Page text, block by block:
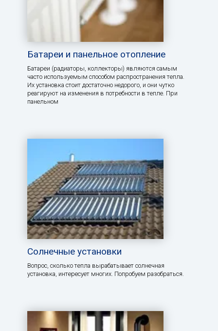
Батареи и панельное отопление
Батареи (радиаторы, коллекторы) являются самым
часто используемым способом распространения тепла.
Их установка стоит достаточно недорого, и они чутко
реагируют на изменения в потребности в тепле. При
панельном
Солнечные установки
Вопрос, сколько тепла вырабатывает солнечная
установка, интересует многих. Попробуем разобраться.